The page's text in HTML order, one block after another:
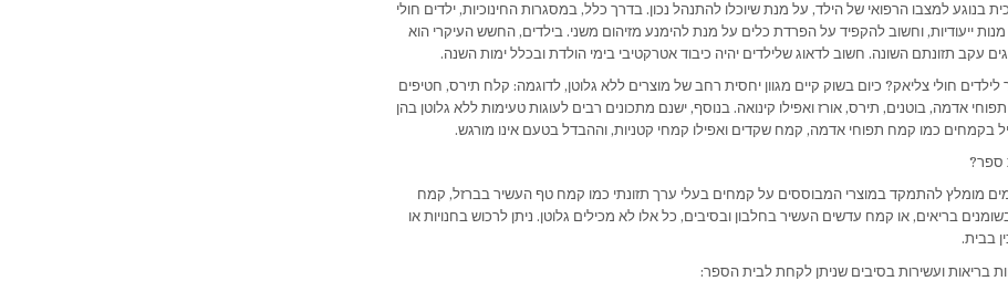
בנוגע למצבו הרפואי של הילד, על מנת שיוכלו להתנהל נכון. בדרך כלל, במסגרות החינוכיות, ילדים חולי
ייעודיות, וחשוב להקפיד על הפרדת כלים על מנת להימנע מזיהום משני. בילדים, החשש העיקרי הוא
עקב תזונתם השונה. חשוב לדאוג שלילדים יהיה כיבוד אטרקטיבי בימי הולדת ובכלל ימות השנה.
לילדים חולי צליאק? כיום בשוק קיים מגוון יחסית רחב של מוצרים ללא גלוטן, לדוגמה: קלח תירס, חטיפים
אדמה, בוטנים, תירס, אורז ואפילו קינואה. בנוסף, ישנם מתכונים רבים לעוגות טעימות ללא גלוטן בהן
בקמחים כמו קמח תפוחי אדמה, קמח שקדים ואפילו קמחי קטניות, וההבדל בטעם אינו מורגש.
ספר?
מומלץ להתמקד במוצרי המבוססים על קמחים בעלי ערך תזונתי כמו קמח טף העשיר בברזל, קמח
בריאים, או קמח עדשים העשיר בחלבון ובסיבים, כל אלו לא מכילים גלוטן. ניתן לרכוש בחנויות או
בבית.
בריאות ועשירות בסיבים שניתן לקחת לבית הספר: